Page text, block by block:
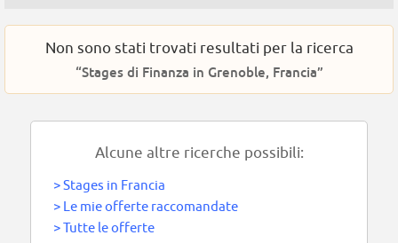
Non sono stati trovati resultati per la ricerca
“Stages di Finanza in Grenoble, Francia”
Alcune altre ricerche possibili:
>Stages in Francia
> Le mie offerte raccomandate
>Tutte le offerte